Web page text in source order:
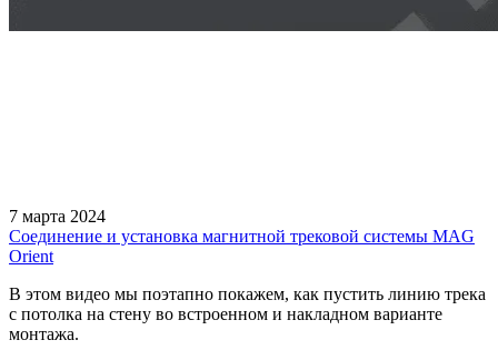
7 марта 2024
Соединение и установка магнитной трековой системы MAG
Orient
В этом видео мы поэтапно покажем, как пустить линию трека
с потолка на стену во встроенном и накладном варианте
монтажа.